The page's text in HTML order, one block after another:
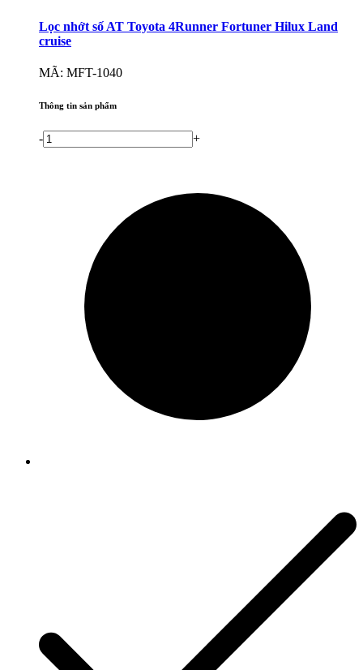
Lọc nhớt số AT Toyota 4Runner Fortuner Hilux Land
cruise
MÃ: MFT-1040
Thông tin sản phẩm
- +